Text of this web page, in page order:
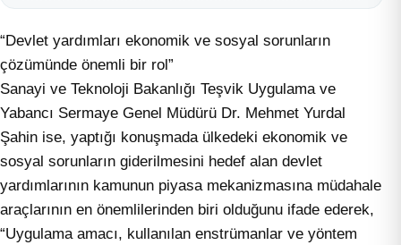
“Devlet yardımları ekonomik ve sosyal sorunların
çözümünde önemli bir rol”
Sanayi ve Teknoloji Bakanlığı Teşvik Uygulama ve
Yabancı Sermaye Genel Müdürü Dr. Mehmet Yurdal
Şahin ise, yaptığı konuşmada ülkedeki ekonomik ve
sosyal sorunların giderilmesini hedef alan devlet
yardımlarının kamunun piyasa mekanizmasına müdahale
araçlarının en önemlilerinden biri olduğunu ifade ederek,
“Uygulama amacı, kullanılan enstrümanlar ve yöntem